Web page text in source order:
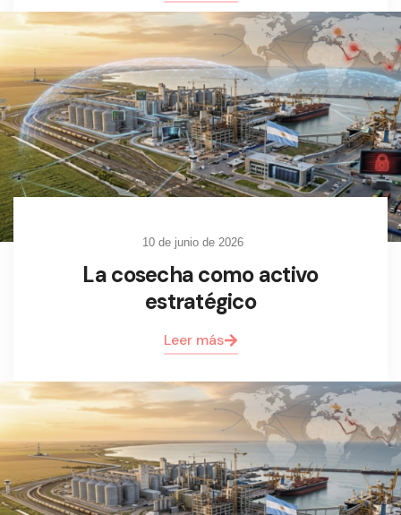
10 de junio de 2026
La cosecha como activo
estratégico
Leer más